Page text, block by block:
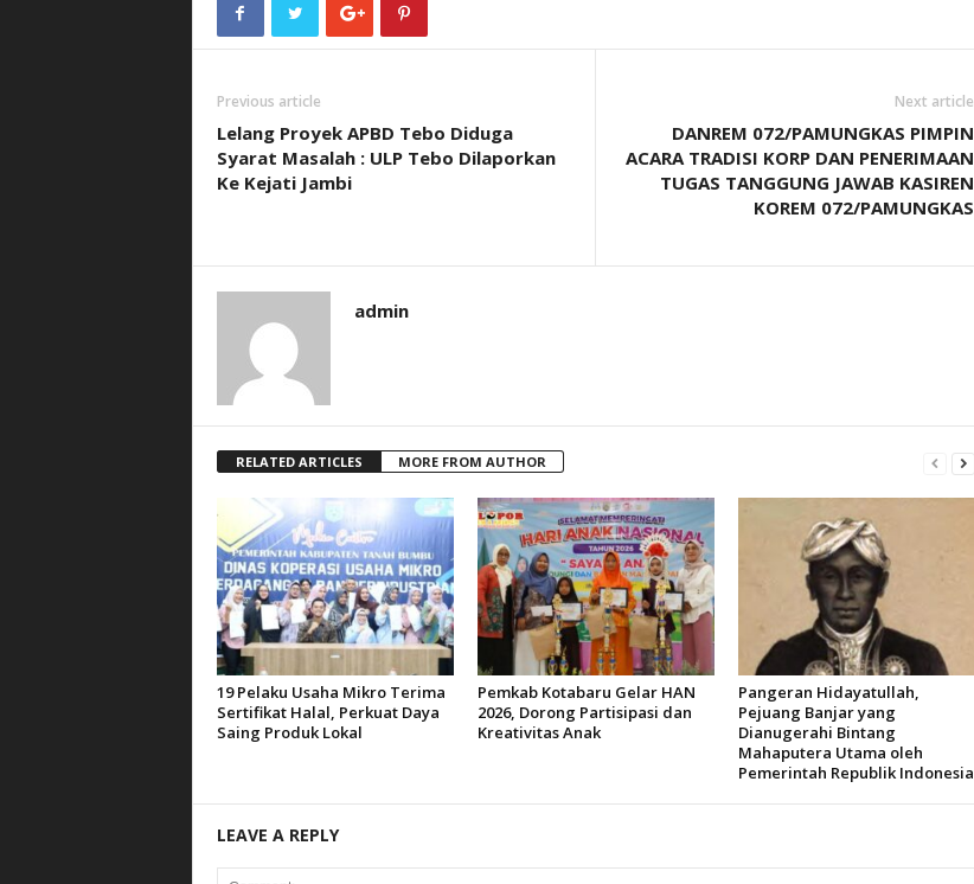
Previous article
Lelang Proyek APBD Tebo Diduga
Syarat Masalah : ULP Tebo Dilaporkan
Ke Kejati Jambi
Next article
DANREM 072/PAMUNGKAS PIMPIN
ACARA TRADISI KORP DAN PENERIMAAN
TUGAS TANGGUNG JAWAB KASIREN
KOREM 072/PAMUNGKAS
admin
RELATED ARTICLES MORE FROM AUTHOR
19 Pelaku Usaha Mikro Terima
Sertifikat Halal, Perkuat Daya
Saing Produk Lokal
Pemkab Kotabaru Gelar HAN
2026, Dorong Partisipasi dan
Kreativitas Anak
Pangeran Hidayatullah,
Pejuang Banjar yang
Dianugerahi Bintang
Mahaputera Utama oleh
Pemerintah Republik Indonesia
LEAVE A REPLY